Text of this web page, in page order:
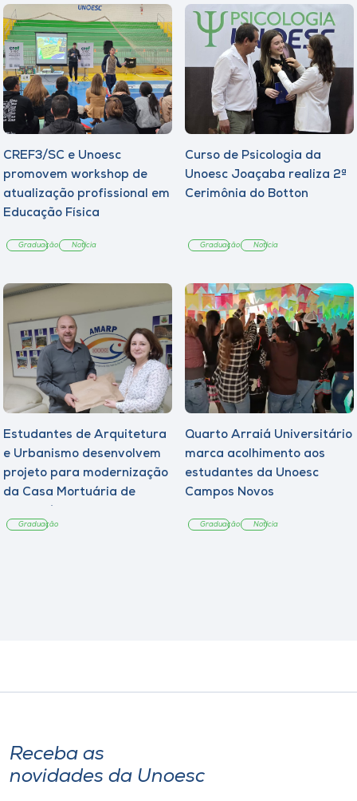
CREF3/SC e Unoesc
promovem workshop de
atualização profissional em
Educação Física
Graduação Notícia
Curso de Psicologia da
Unoesc Joaçaba realiza 2ª
Cerimônia do Botton
Graduação Notícia
Estudantes de Arquitetura
e Urbanismo desenvolvem
projeto para modernização
da Casa Mortuária de
Graduação
Quarto Arraiá Universitário
marca acolhimento aos
estudantes da Unoesc
Campos Novos
Graduação Notícia
Receba as
novidades da Unoesc